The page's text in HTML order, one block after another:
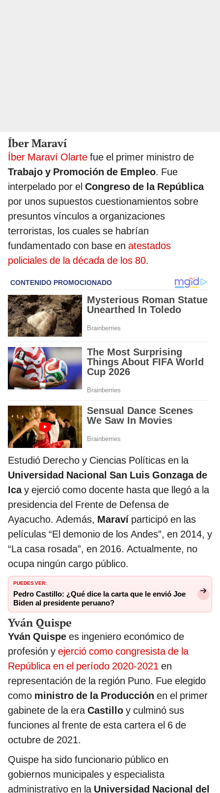
Íber Maraví
Íber Maraví Olarte fue el primer ministro de
Trabajo y Promoción de Empleo. Fue
interpelado por el Congreso de la República
por unos supuestos cuestionamientos sobre
presuntos vínculos a organizaciones
terroristas, los cuales se habrían
fundamentado con base en atestados
policiales de la década de los 80.
Estudió Derecho y Ciencias Políticas en la
Universidad Nacional San Luis Gonzaga de
Icay ejerció como docente hasta que llegó a la
presidencia del Frente de Defensa de
Ayacucho. Además, Maraví participó en las
películas “El demonio de los Andes”, en 2014, y
“La casa rosada”, en 2016. Actualmente, no
ocupa ningún cargo público.
PUEDES VER:
Pedro Castillo: ¿Qué dice la carta que le envió Joe
Biden al presidente peruano?
Yván Quispe
Yván Quispe es ingeniero económico de
profesión y ejerció como congresista de la
República en el período 2020-2021 en
representación de la región Puno. Fue elegido
como ministro de la Producción en el primer
gabinete de la era Castillo y culminó sus
funciones al frente de esta cartera el 6 de
octubre de 2021.
Quispe ha sido funcionario público en
gobiernos municipales y especialista
administrativo en la Universidad Nacional del